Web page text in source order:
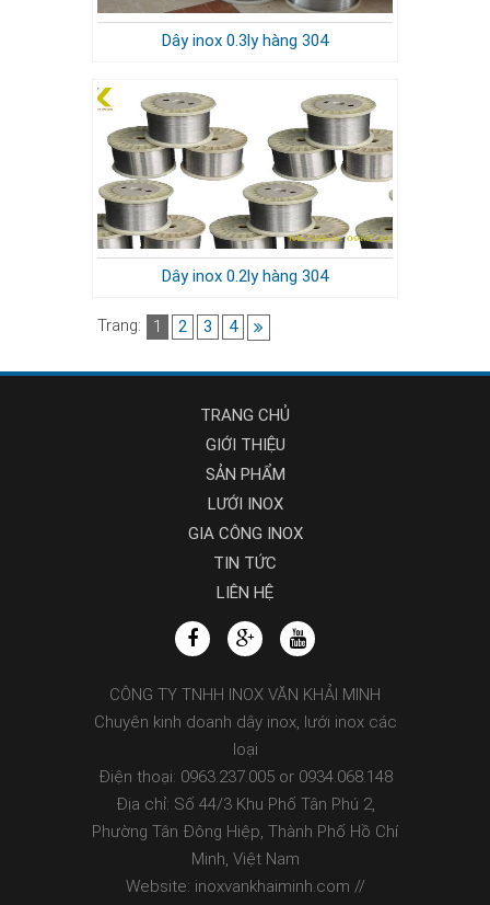
Dây inox 0.3ly hàng 304
Dây inox 0.2ly hàng 304
Trang: 1 2 3 4
TRANG CHỦ
GIỚI THIỆU
SẢN PHẨM
LƯỚI INOX
GIA CÔNG INOX
TIN TỨC
LIÊN HỆ
CÔNG TY TNHH INOX VĂN KHẢI MINH
Chuyên kinh doanh dây inox, lưới inox các
loại
Điện thoại: 0963.237.005 or 0934.068.148
Địa chỉ: Số 44/3 Khu Phố Tân Phú 2,
Phường Tân Đông Hiệp, Thành Phố Hồ Chí
Minh, Việt Nam
Website: inoxvankhaiminh.com //